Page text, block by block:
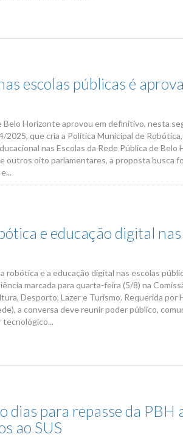
escolas públicas é
Belo Horizonte aprovou em definitivo, nesta
2025, que cria a Política Municipal de Robótica,
nas Escolas da Rede Pública de Belo
outros oito parlamentares, a proposta busca
e educação digital nas
robótica e a educação digital nas escolas
marcada para quarta-feira (5/8) na
Desporto, Lazer e Turismo. Requerida por
a conversa deve reunir poder público,
dias para repasse da PBH
ao SUS